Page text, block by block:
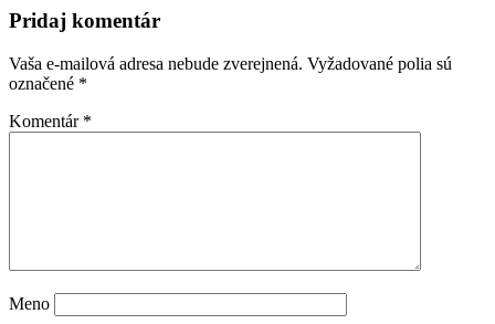
Pridaj komentár
Vaša e-mailová adresa nebude zverejnená. Vyžadované polia sú
označené *
Komentár *
Meno